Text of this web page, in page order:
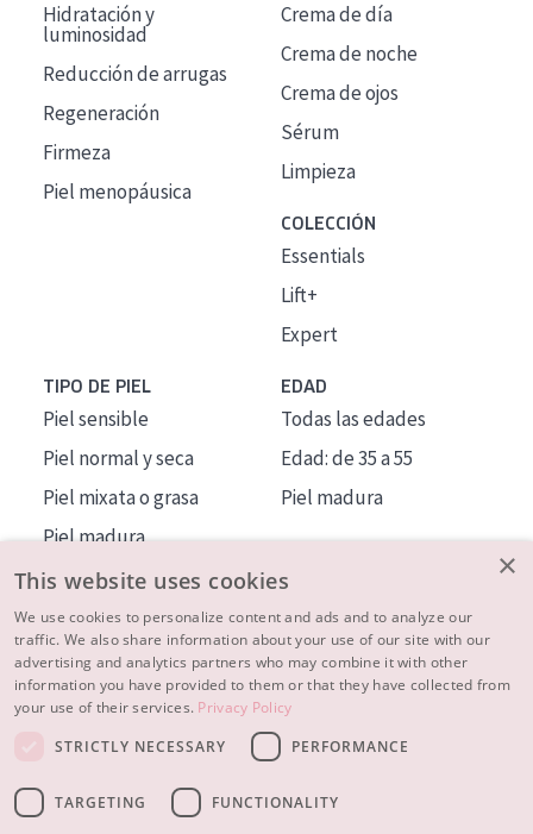
Hidratación y
luminosidad
Reducción de arrugas
Regeneración
Firmeza
Piel menopáusica
Crema de día
Crema de noche
Crema de ojos
Sérum
Limpieza
COLECCIÓN
Essentials
Lift+
Expert
TIPO DE PIEL
Piel sensible
Piel normal y seca
Piel mixata o grasa
Piel madura
Piel expuesta al sol
Piel menopáusica
EDAD
Todas las edades
Edad: de 35 a 55
Piel madura
MÁS SOBRE NOSOTROS
INSPIRACIÓN
CONTACTO
© 2023 - 2026 Diadermine
×
This website uses cookies
We use cookies to personalize content and ads and to analyze our
traffic. We also share information about your use of our site with our
advertising and analytics partners who may combine it with other
information you have provided to them or that they have collected from
your use of their services. Privacy Policy
STRICTLY NECESSARY
PERFORMANCE
TARGETING FUNCTIONALITY